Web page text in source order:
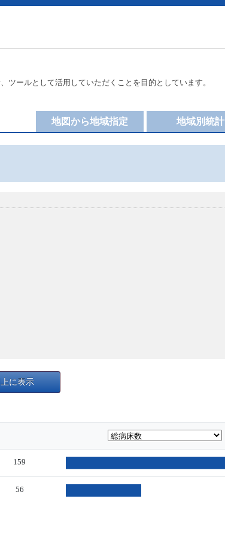
ールとして活用していただくことを目的としています。
地域別統計
地図から地域指定
に表示
159
56